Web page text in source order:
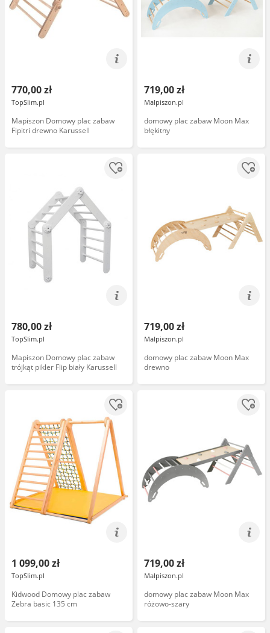
770,00 zł
TopSlim.pl
Mapiszon Domowy plac zabaw
Fipitri drewno Karussell
719,00 zł
Malpiszon.pl
domowy plac zabaw Moon Max
błękitny
780,00 zł
TopSlim.pl
Mapiszon Domowy plac zabaw
trójkąt pikler Flip biały Karussell
719,00 zł
Malpiszon.pl
domowy plac zabaw Moon Max
drewno
1 099,00 zł
TopSlim.pl
Kidwood Domowy plac zabaw
Zebra basic 135 cm
719,00 zł
Malpiszon.pl
domowy plac zabaw Moon Max
różowo-szary